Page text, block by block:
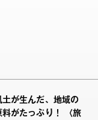
土が生んだ、地域の
料がたっぷり！ 〈旅